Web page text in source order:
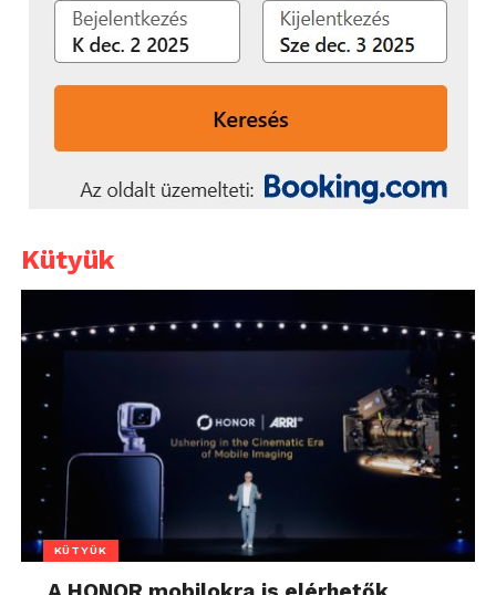
Kütyük
KÜTYÜK